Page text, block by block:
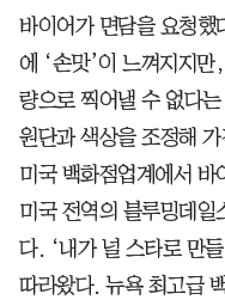
바이어가 면담을 요청했
에 ‘손맛’이 느껴지지
량으로 찍어낼 수 없다
원단과 색상을 조정해
미국 백화점업계에서 바
미국 전역의 블루밍데일
다. ‘내가 널 스타로 만
따라왔다. 뉴욕 최고급